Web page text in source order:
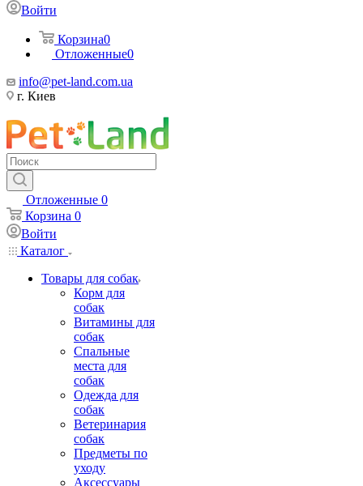
Войти
Корзина0
Отложенные0
info@pet-land.com.ua
г. Киев
Отложенные 0
Корзина 0
Войти
Каталог
Товары для собак
Корм для
собак
Витамины для
собак
Спальные
места для
собак
Одежда для
собак
Ветеринария
собак
Предметы по
уходу
Аксессуары